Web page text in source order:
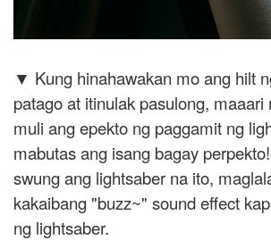
▼ Kung hinahawakan mo ang hilt
patago at itinulak pasulong, maaari
muli ang epekto ng paggamit ng
mabutas ang isang bagay
swung ang lightsaber na ito,
kakaibang "buzz~" sound effect
ng lightsaber.